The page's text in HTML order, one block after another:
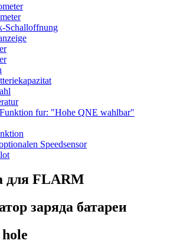
Schalloffnung
fur: "Hohe QNE wahlbar"
Speedsensor
для FLARM
заряда батареи